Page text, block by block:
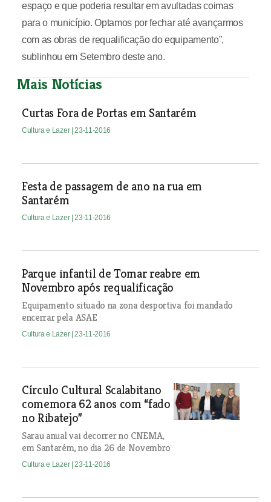
espaço e que poderia resultar em avultadas coimas
para o município. Optamos por fechar até avançarmos
com as obras de requalificação do equipamento”,
sublinhou em Setembro deste ano.
Mais Notícias
Curtas Fora de Portas em Santarém
Cultura e Lazer | 23-11-2016
Festa de passagem de ano na rua em
Santarém
Cultura e Lazer | 23-11-2016
Parque infantil de Tomar reabre em
Novembro após requalificação
Equipamento situado na zona desportiva foi mandado
encerrar pela ASAE
Cultura e Lazer | 23-11-2016
Círculo Cultural Scalabitano
comemora 62 anos com “fado
no Ribatejo”
Sarau anual vai decorrer no CNEMA,
em Santarém, no dia 26 de Novembro
Cultura e Lazer | 23-11-2016